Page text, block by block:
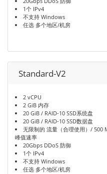
1个 IPv4
不支持 Windows
任选 多个地区/机房
Standard-V2
2 vCPU
2 GiB 内存
20 GiB / RAID-10 SSD系统盘
20 GiB / RAID-10 SSD数据盘
无限制的 流量（合理使用）/ 500
峰值速率
20Gbps DDoS 防御
1个 IPv4
不支持 Windows
任选 多个地区/机房